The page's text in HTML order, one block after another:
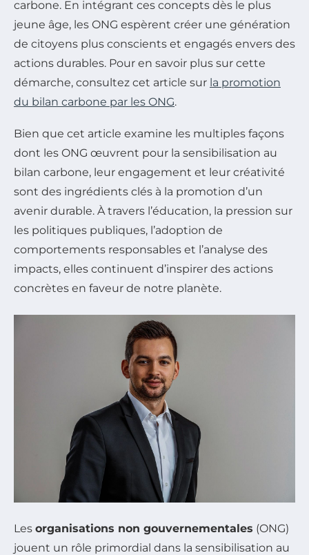
carbone. En intégrant ces concepts dès le plus
jeune âge, les ONG espèrent créer une génération
de citoyens plus conscients et engagés envers des
actions durables. Pour en savoir plus sur cette
démarche, consultez cet article sur la promotion
du bilan carbone par les ONG.
Bien que cet article examine les multiples façons
dont les ONG œuvrent pour la sensibilisation au
bilan carbone, leur engagement et leur créativité
sont des ingrédients clés à la promotion d’un
avenir durable. À travers l’éducation, la pression sur
les politiques publiques, l’adoption de
comportements responsables et l’analyse des
impacts, elles continuent d’inspirer des actions
concrètes en faveur de notre planète.
Les organisations non gouvernementales (ONG)
jouent un rôle primordial dans la sensibilisation au